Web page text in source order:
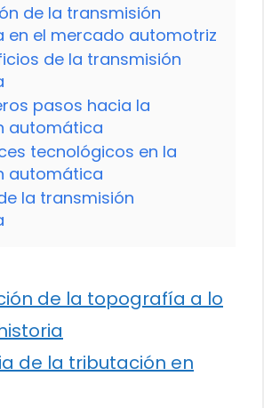
de la transmisión
en el mercado automotriz
de la transmisión
pasos hacia la
automática
tecnológicos en la
automática
la transmisión
de la topografía a lo
de la tributación en